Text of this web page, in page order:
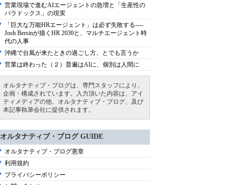
営業現場で進むAIエージェントの急増と「生産性の
パラドックス」の現実
「巨大な万能HRエージェント」は必ず失敗する----
Josh Bersinが描くHR 2030と、マルチエージェント時
代の人事
沖縄で台風が来たときの過ごし方、とでも言うか
営業は終わった（２）普遍はAIに、個別は人間に
オルタナティブ・ブログは、専門スタッフにより、
企画・構成されています。入力頂いた内容は、アイ
ティメディアの他、オルタナティブ・ブログ、及び
本記事執筆会社に提供されます。
オルタナティブ・ブログ GUIDE
オルタナティブ・ブログ憲章
利用規約
プライバシーポリシー